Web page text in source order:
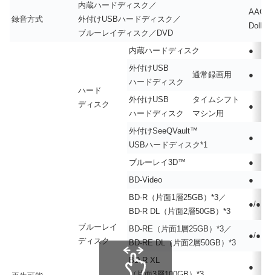
録音方式
内蔵ハードディスク／
外付けUSBハードディスク／
ブルーレイディスク／DVD
AAC
ハード
ディスク
内蔵ハードディスク
●
外付けUSB
ハードディスク
通常録画用 ●
外付けUSB
ハードディスク
タイムシフト
マシン用
●
外付けSeeQVault™
USBハードディスク*1
●
ブルーレイ
ディスク
ブルーレイ3D™
●
BD-Video
●
BD-R（片面1層25GB）*3／
BD-R DL（片面2層50GB）*3
●/●
BD-RE（片面1層25GB）*3／
BD-RE DL（片面2層50GB）*3
●/●
BD-R XL
●